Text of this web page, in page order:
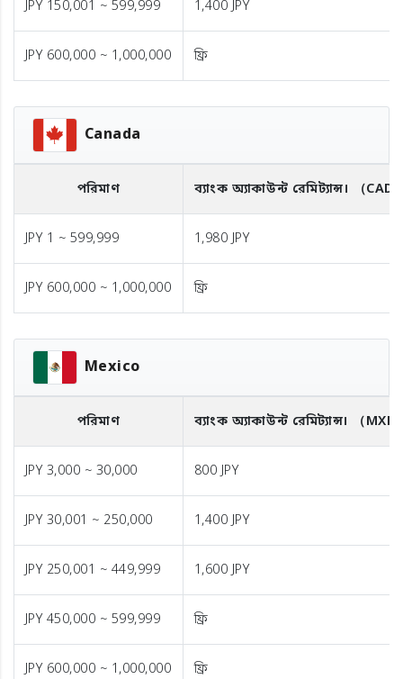
JPY 150,001 ~ 599,999 1,400 JPY
JPY 600,000 ~ 1,000,000 ফ্রি
Canada
পরিমাণ ব্যাংক অ্যাকাউন্ট রেমিট্যান্স। （
JPY 1 ~ 599,999 1,980 JPY
JPY 600,000 ~ 1,000,000 ফ্রি
Mexico
পরিমাণ ব্যাংক অ্যাকাউন্ট রেমিট্যান্স। （MXN
JPY 3,000 ~ 30,000 800 JPY
JPY 30,001 ~ 250,000 1,400 JPY
JPY 250,001 ~ 449,999 1,600 JPY
JPY 450,000 ~ 599,999 ফ্রি
JPY 600,000 ~ 1,000,000 ফ্রি